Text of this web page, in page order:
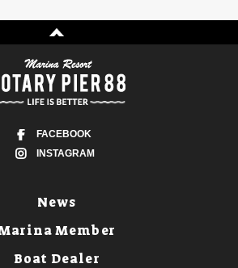
FACEBOOK
INSTAGRAM
News
Member
Boat Dealer